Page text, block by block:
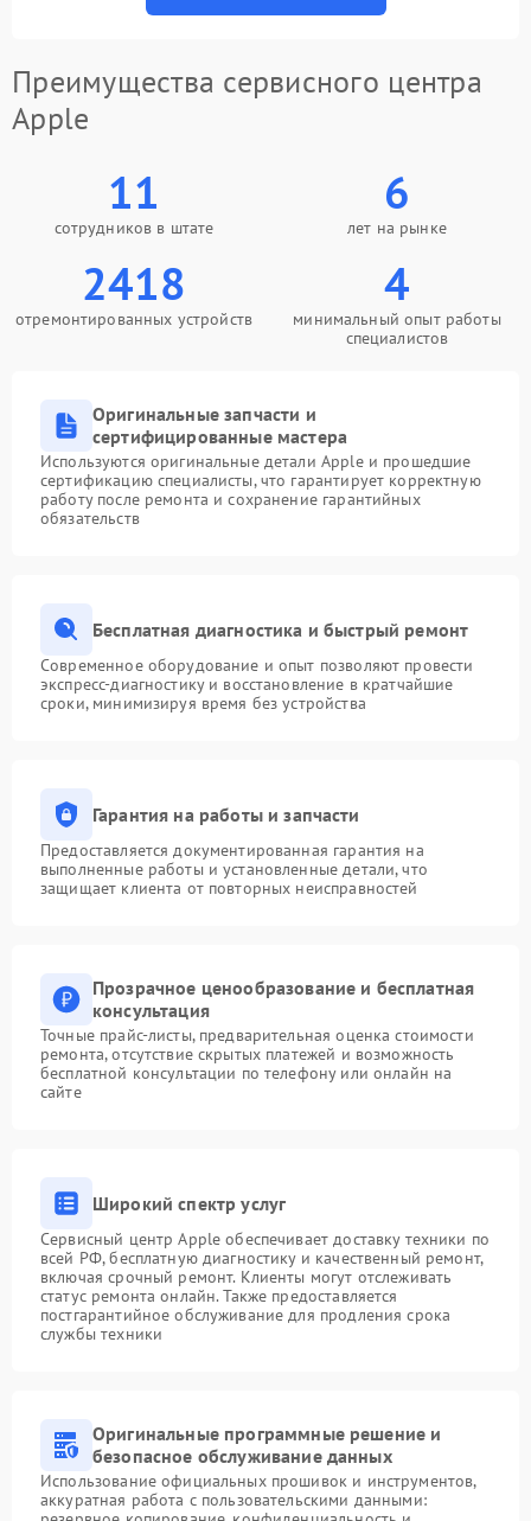
Преимущества сервисного центра
Apple
11
сотрудников в штате
6
лет на рынке
2418
отремонтированных устройств
4
минимальный опыт работы
специалистов
Оригинальные запчасти и
сертифицированные мастера
Используются оригинальные детали Apple и прошедшие
сертификацию специалисты, что гарантирует корректную
работу после ремонта и сохранение гарантийных
обязательств
Бесплатная диагностика и быстрый ремонт
Современное оборудование и опыт позволяют провести
экспресс-диагностику и восстановление в кратчайшие
сроки, минимизируя время без устройства
Гарантия на работы и запчасти
Предоставляется документированная гарантия на
выполненные работы и установленные детали, что
защищает клиента от повторных неисправностей
Прозрачное ценообразование и бесплатная
консультация
Точные прайс-листы, предварительная оценка стоимости
ремонта, отсутствие скрытых платежей и возможность
бесплатной консультации по телефону или онлайн на
сайте
Широкий спектр услуг
Сервисный центр Apple обеспечивает доставку техники по
всей РФ, бесплатную диагностику и качественный ремонт,
включая срочный ремонт. Клиенты могут отслеживать
статус ремонта онлайн. Также предоставляется
постгарантийное обслуживание для продления срока
службы техники
Оригинальные программные решение и
безопасное обслуживание данных
Использование официальных прошивок и инструментов,
аккуратная работа с пользовательскими данными: